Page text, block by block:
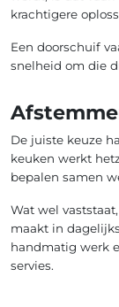
krachtigere
Een doorschuif
snelheid om die
De juiste keuze
keuken werkt
bepalen samen
Wat wel
maakt in
handmatig werk
servies.